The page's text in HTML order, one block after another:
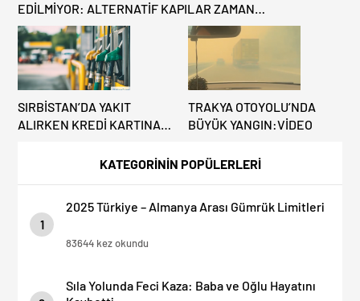
KATEGORİNİN POPÜLERLERİ
1
2025 Türkiye – Almanya Arası Gümrük Limitleri
83644 kez okundu
Sıla Yolunda Feci Kaza: Baba ve Oğlu Hayatını
EDİLMİYOR: ALTERNATİF KAPILAR ZAMAN
KAZANDIRIYOR!
SIRBİSTAN’DA YAKIT
ALIRKEN KREDİ KARTINA
TRAKYA OTOYOLU’NDA
BÜYÜK YANGIN:VİDEO